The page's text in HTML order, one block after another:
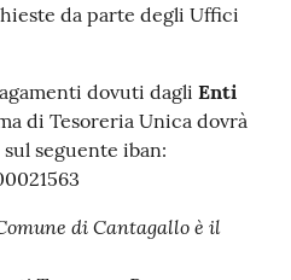
da parte degli Uffici
dovuti dagli Enti
di Tesoreria Unica dovrà
seguente iban:
di Cantagallo è il